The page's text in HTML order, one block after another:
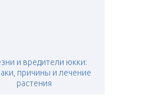
и вредители юкки:
причины и лечение
растения